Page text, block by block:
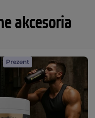
akcesoria
Prezent